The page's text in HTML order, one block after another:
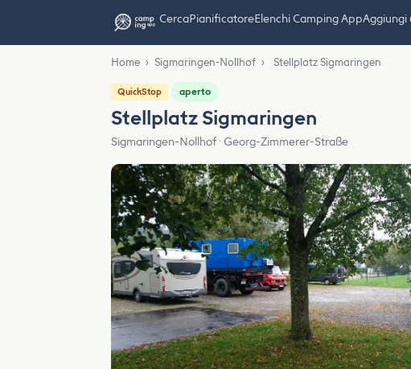
CercaPianificatoreElenchi Camping AppAggiungi
Home › Sigmaringen-Nollhof › Stellplatz Sigmaringen
QuickStop aperto
Stellplatz Sigmaringen
Sigmaringen-Nollhof · Georg-Zimmerer-Straße